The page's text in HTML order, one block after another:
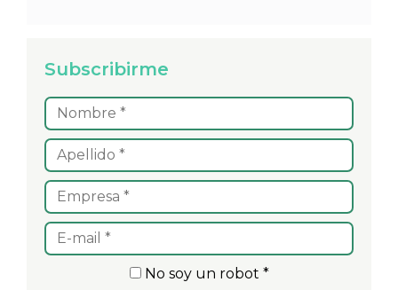
Subscribirme
No soy un robot *